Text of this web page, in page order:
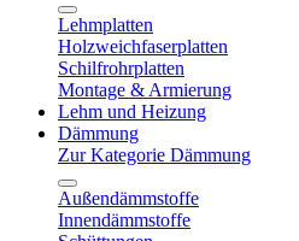
Lehmplatten
Holzweichfaserplatten
Schilfrohrplatten
Montage & Armierung
Lehm und Heizung
Dämmung
Zur Kategorie Dämmung
Außendämmstoffe
Innendämmstoffe